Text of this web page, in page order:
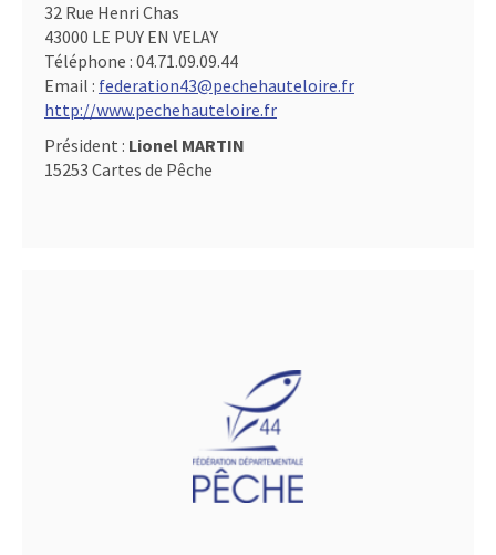
32 Rue Henri Chas
43000 LE PUY EN VELAY
Téléphone : 04.71.09.09.44
Email : federation43@pechehauteloire.fr
http://www.pechehauteloire.fr
Président : Lionel MARTIN
15253 Cartes de Pêche